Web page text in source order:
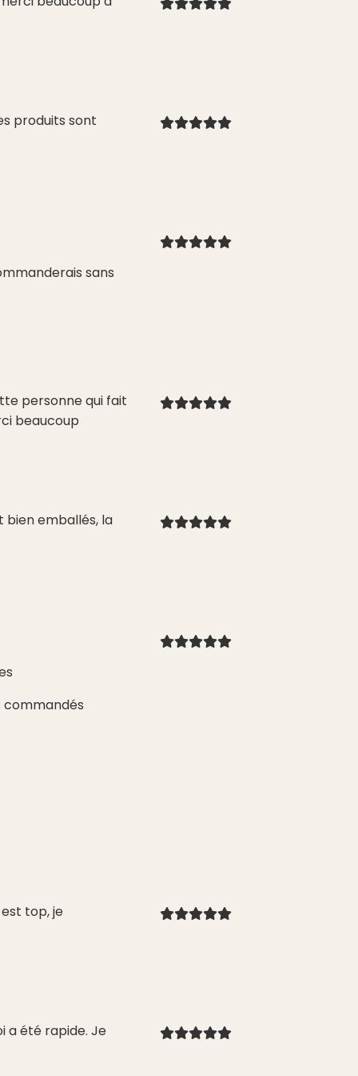
produits sont
sans
personne qui fait
beaucoup
bien emballés, la
commandés
top, je
a été rapide. Je